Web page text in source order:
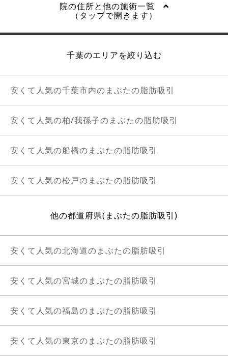
院の住所と他の施術一覧
（タップで開きます）
千葉のエリアを絞り込む
安くて人気の千葉市内のまぶたの脂肪吸引
安くて人気の柏/我孫子のまぶたの脂肪吸引
安くて人気の船橋のまぶたの脂肪吸引
安くて人気の松戸のまぶたの脂肪吸引
他の都道府県(まぶたの脂肪吸引)
安くて人気の北海道のまぶたの脂肪吸引
安くて人気の宮城のまぶたの脂肪吸引
安くて人気の福島のまぶたの脂肪吸引
安くて人気の東京のまぶたの脂肪吸引